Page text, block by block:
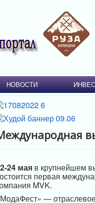
НОВОСТИ
24 маяв крупнейшем
первая
MVK.
—